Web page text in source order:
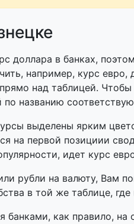
доллара в банках,
например, курс евро,
над таблицей.
названию
выделены ярким
на первой позициии
идет курс
рубли на валюту, Вам
в той же таблице, где
банками, как правило,